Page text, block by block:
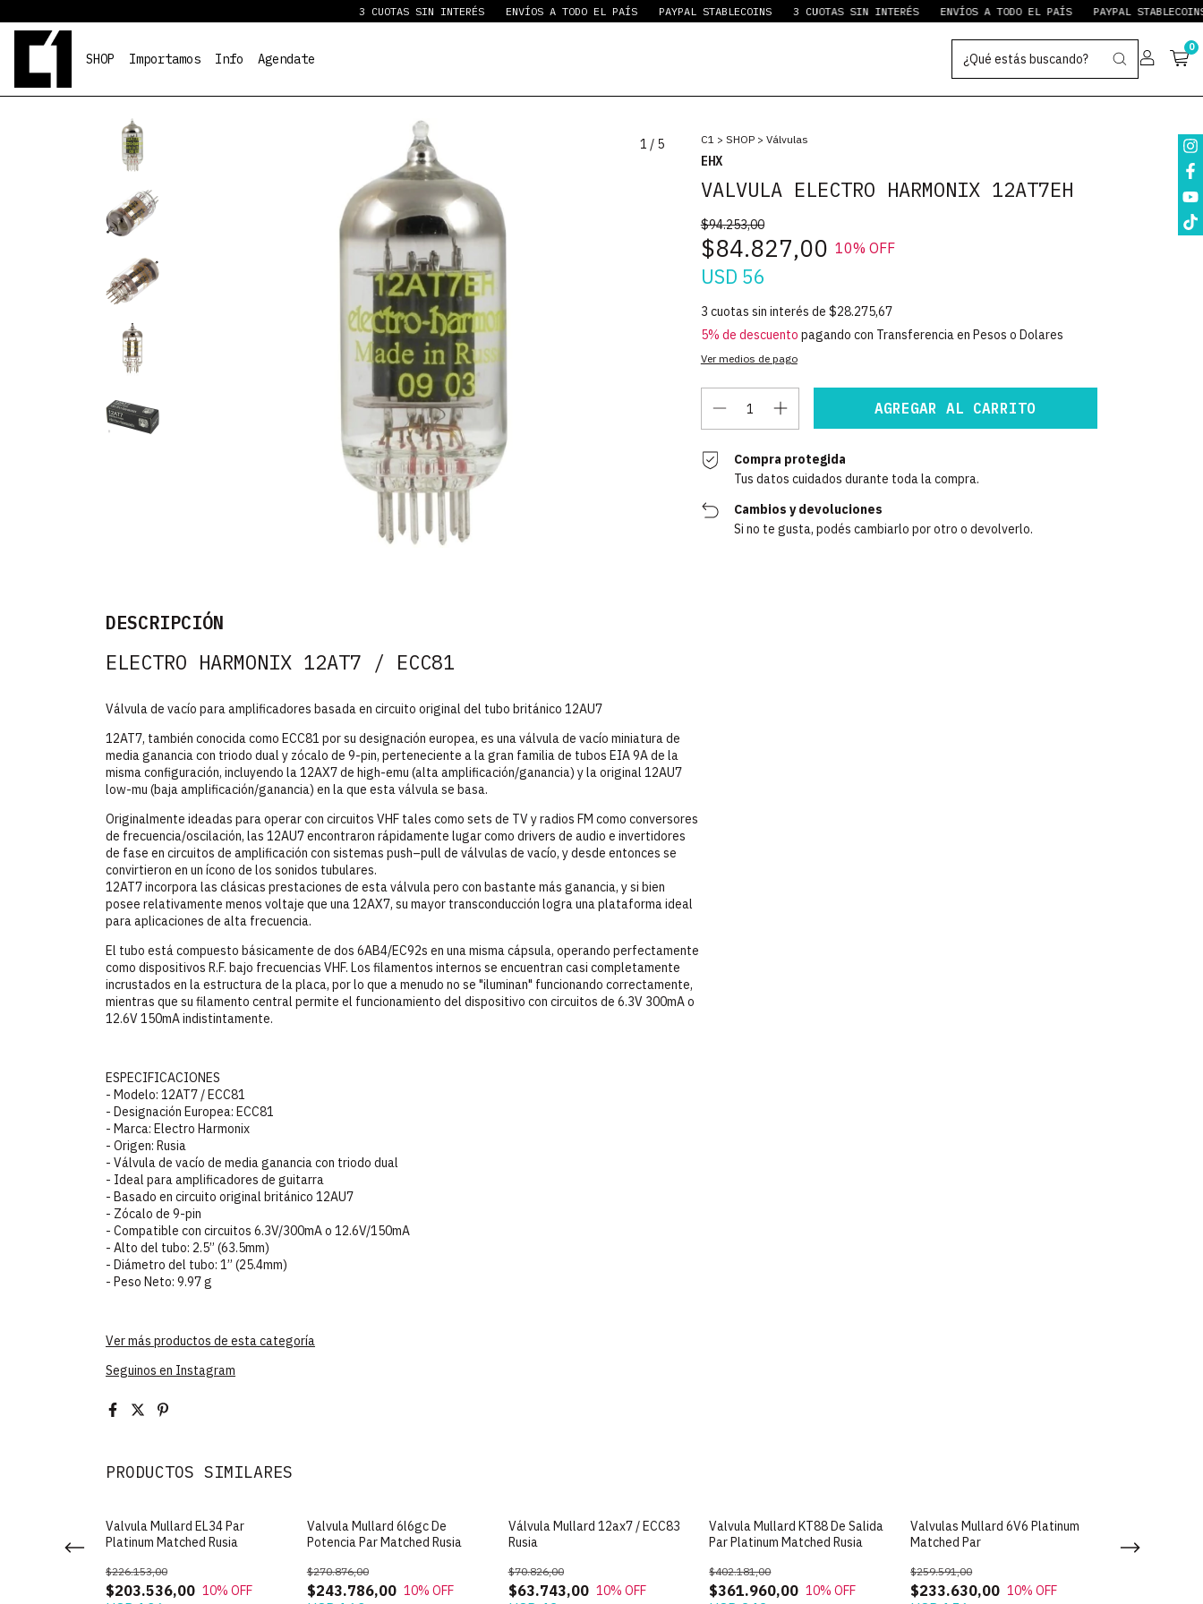
3 CUOTAS SIN INTERÉS ENVÍOS A TODO EL PAÍS PAYPAL STABLECOINS 3 CUOTAS SIN INTERÉS ENVÍOS A TODO EL PAÍS PAYPAL STABLECOINS
SHOP Importamos Info Agendate
0
1 / 5 C1 > SHOP > Válvulas
EHX
VALVULA ELECTRO HARMONIX 12AT7EH
$94.253,00
$84.827,00 10% OFF
USD 56
3 cuotas sin interés de $28.275,67
5% de descuento pagando con Transferencia en Pesos o Dolares
Ver medios de pago
Compra protegida
Tus datos cuidados durante toda la compra.
Cambios y devoluciones
Si no te gusta, podés cambiarlo por otro o devolverlo.
DESCRIPCIÓN
ELECTRO HARMONIX 12AT7 / ECC81
Válvula de vacío para amplificadores basada en circuito original del tubo británico 12AU7
12AT7, también conocida como ECC81 por su designación europea, es una válvula de vacío miniatura de
media ganancia con triodo dual y zócalo de 9-pin, perteneciente a la gran familia de tubos EIA 9A de la
misma configuración, incluyendo la 12AX7 de high-emu (alta amplificación/ganancia) y la original 12AU7
low-mu (baja amplificación/ganancia) en la que esta válvula se basa.
Originalmente ideadas para operar con circuitos VHF tales como sets de TV y radios FM como conversores
de frecuencia/oscilación, las 12AU7 encontraron rápidamente lugar como drivers de audio e invertidores
de fase en circuitos de amplificación con sistemas push–pull de válvulas de vacío, y desde entonces se
convirtieron en un ícono de los sonidos tubulares.
12AT7 incorpora las clásicas prestaciones de esta válvula pero con bastante más ganancia, y si bien
posee relativamente menos voltaje que una 12AX7, su mayor transconducción logra una plataforma ideal
para aplicaciones de alta frecuencia.
El tubo está compuesto básicamente de dos 6AB4/EC92s en una misma cápsula, operando perfectamente
como dispositivos R.F. bajo frecuencias VHF. Los filamentos internos se encuentran casi completamente
incrustados en la estructura de la placa, por lo que a menudo no se "iluminan" funcionando correctamente,
mientras que su filamento central permite el funcionamiento del dispositivo con circuitos de 6.3V 300mA o
12.6V 150mA indistintamente.
ESPECIFICACIONES
- Modelo: 12AT7 / ECC81
- Designación Europea: ECC81
- Marca: Electro Harmonix
- Origen: Rusia
- Válvula de vacío de media ganancia con triodo dual
- Ideal para amplificadores de guitarra
- Basado en circuito original británico 12AU7
- Zócalo de 9-pin
- Compatible con circuitos 6.3V/300mA o 12.6V/150mA
- Alto del tubo: 2.5’’ (63.5mm)
- Diámetro del tubo: 1’’ (25.4mm)
- Peso Neto: 9.97 g
Ver más productos de esta categoría
Seguinos en Instagram
PRODUCTOS SIMILARES
Valvula Mullard EL34 Par
Platinum Matched Rusia
$203.536,00
$226.153,00
10% OFF
Valvula Mullard 6l6gc De
Potencia Par Matched Rusia
$243.786,00
$270.876,00
10% OFF
Válvula Mullard 12ax7 / ECC83
Rusia
$63.743,00
$70.826,00
10% OFF
Valvula Mullard KT88 De Salida
Par Platinum Matched Rusia
$361.960,00
$402.181,00
10% OFF
Valvulas Mullard 6V6 Platinum
Matched Par
$233.630,00
$259.591,00
10% OFF
Rectificadora